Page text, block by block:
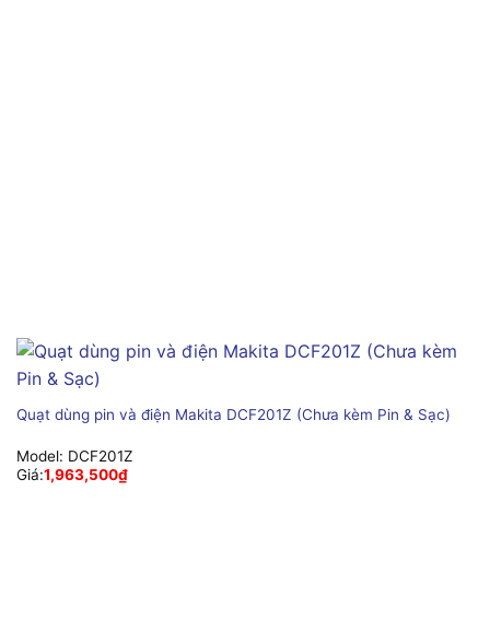
Quạt dùng pin và điện Makita DCF201Z (Chưa kèm Pin & Sạc)
Model: DCF201Z
Giá:1,963,500₫